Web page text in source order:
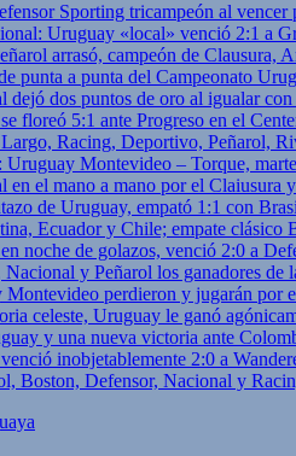
Sporting tricampeón al vencer
Uruguay «local» venció 2:1 a
arrasó, campeón de Clausura,
punta a punta del Campeonato
dejó dos puntos de oro al igualar
floreó 5:1 ante Progreso en el
Racing, Deportivo, Peñarol,
Montevideo – Torque,
en el mano a mano por el Claiusura
de Uruguay, empató 1:1 con
Ecuador y Chile; empate clásico
noche de golazos, venció 2:0 a
y Peñarol los ganadores de
perdieron y jugarán por
celeste, Uruguay le ganó
y una nueva victoria ante
inobjetablemente 2:0 a
Boston, Defensor, Nacional y